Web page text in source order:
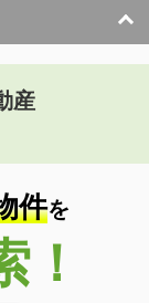
産
件を
！